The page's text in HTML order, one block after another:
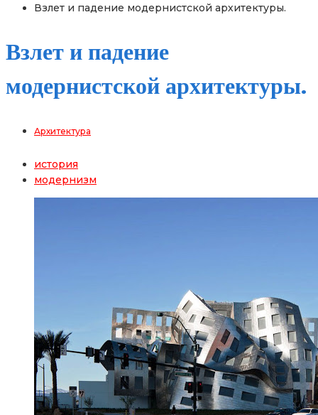
Взлет и падение модернистской архитектуры.
Взлет и падение
модернистской архитектуры.
Архитектура
история
модернизм